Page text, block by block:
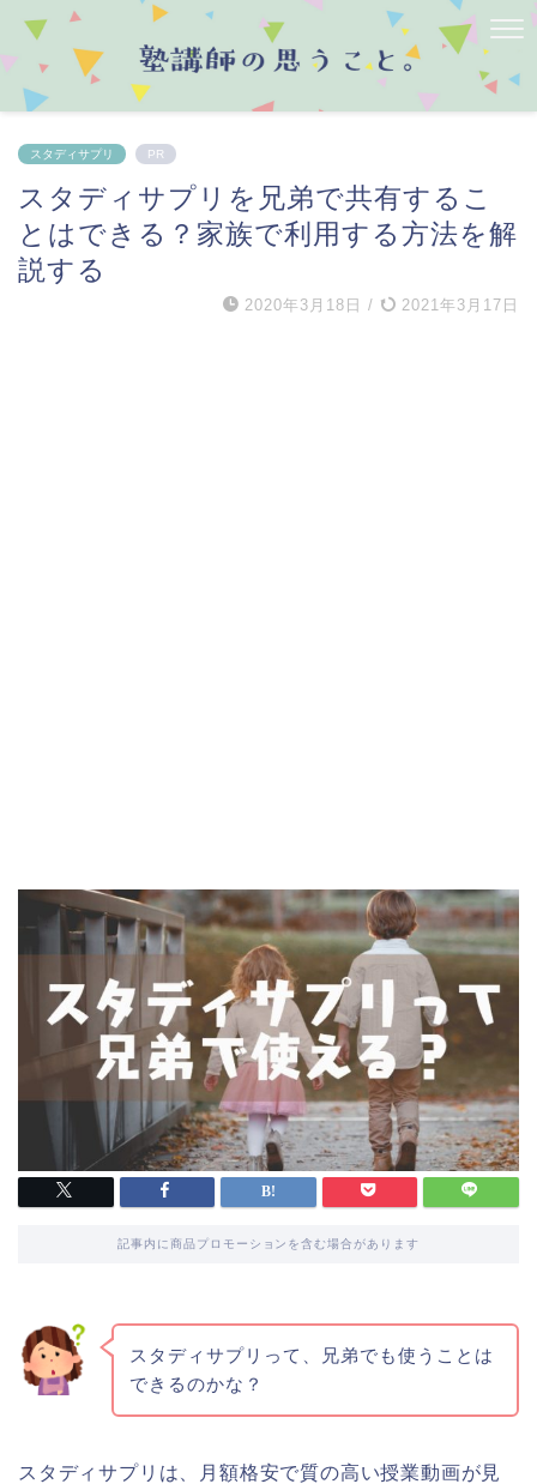
スタディサプリ PR
スタディサプリを兄弟で共有するこ
とはできる？家族で利用する方法を解
説する
2020年3月18日 / 2021年3月17日
記事内に商品プロモーションを含む場合があります
スタディサプリって、兄弟でも使うことは
できるのかな？
スタディサプリは、月額格安で質の高い授業動画が見